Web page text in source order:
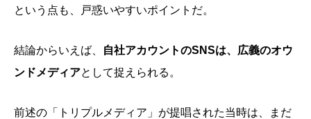
という点も、戸惑いやすいポイントだ。
結論からいえば、
自社アカウントのSNSは、広義のオウ
ンドメディアとして捉えられる。
前述の「トリプルメディア」が提唱された当時は、まだ